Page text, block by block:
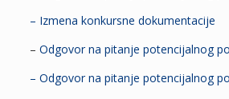
– Izmena konkursne dokumentacije
– Odgovor na pitanje potencijalnog
– Odgovor na pitanje potencijalnog